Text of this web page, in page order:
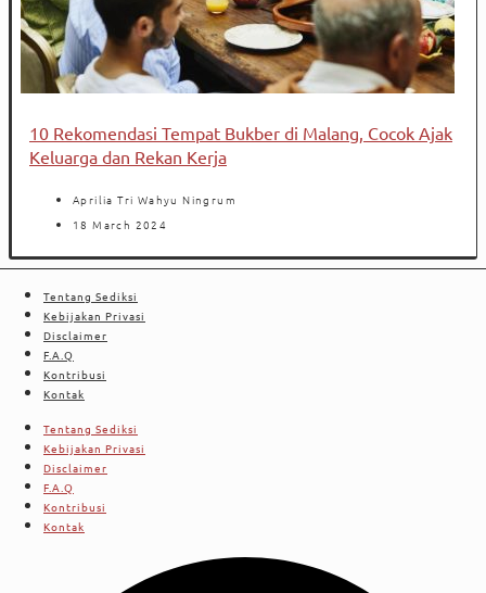
10 Rekomendasi Tempat Bukber di Malang, Cocok Ajak
Keluarga dan Rekan Kerja
Aprilia Tri Wahyu Ningrum
18 March 2024
Tentang Sediksi
Kebijakan Privasi
Disclaimer
F.A.Q
Kontribusi
Kontak
Tentang Sediksi
Kebijakan Privasi
Disclaimer
F.A.Q
Kontribusi
Kontak